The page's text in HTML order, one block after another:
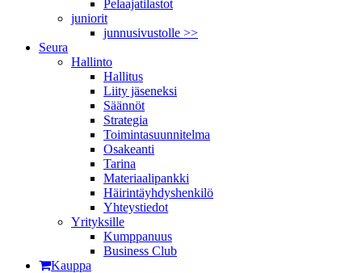
Pelaajatilastot
juniorit
junnusivustolle >>
Seura
Hallinto
Hallitus
Liity jäseneksi
Säännöt
Strategia
Toimintasuunnitelma
Osakeanti
Tarina
Materiaalipankki
Häirintä­yhdyshenkilö
Yhteystiedot
Yrityksille
Kumppanuus
Business Club
Kauppa